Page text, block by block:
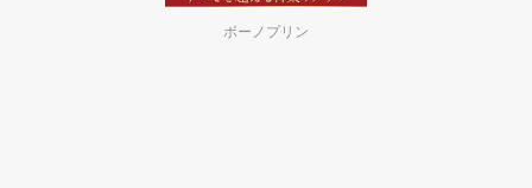
ボーノプリン